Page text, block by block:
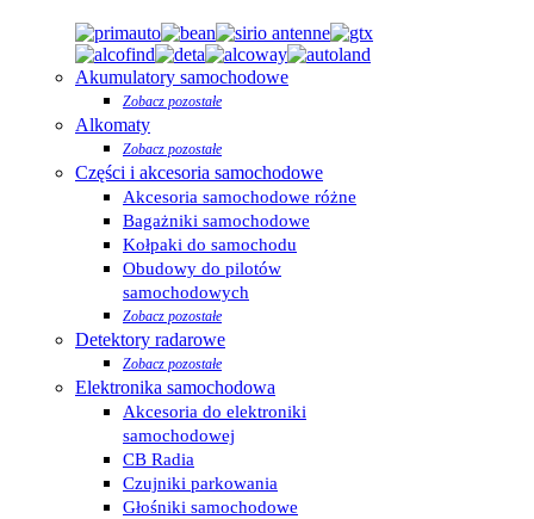
Akumulatory samochodowe
Zobacz pozostałe
Alkomaty
Zobacz pozostałe
Części i akcesoria samochodowe
Akcesoria samochodowe różne
Bagażniki samochodowe
Kołpaki do samochodu
Obudowy do pilotów
samochodowych
Zobacz pozostałe
Detektory radarowe
Zobacz pozostałe
Elektronika samochodowa
Akcesoria do elektroniki
samochodowej
CB Radia
Czujniki parkowania
Głośniki samochodowe